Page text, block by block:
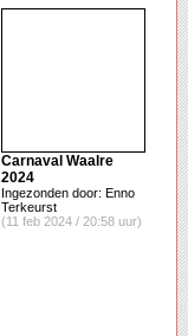
Carnaval Waalre
2024
Ingezonden door: Enno
Terkeurst
(11 feb 2024 / 20:58 uur)